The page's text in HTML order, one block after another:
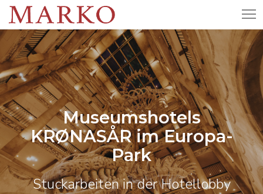
Museumshotels
KRØNASÅR im Europa-
Park
Stuckarbeiten in der Hotellobby